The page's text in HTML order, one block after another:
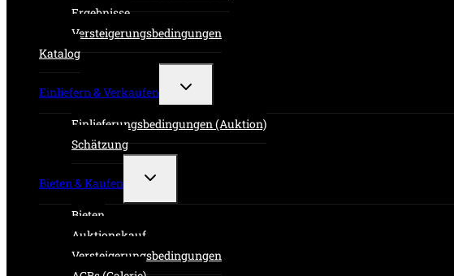
Ergebnisse
Versteigerungsbedingungen
Katalog
Einliefern & Verkaufen
Untermenü
Einlieferungsbedingungen (Auktion)
Schätzung
Bieten & Kaufen
Untermenü
Bieten
Auktionskauf
Versteigerungsbedingungen